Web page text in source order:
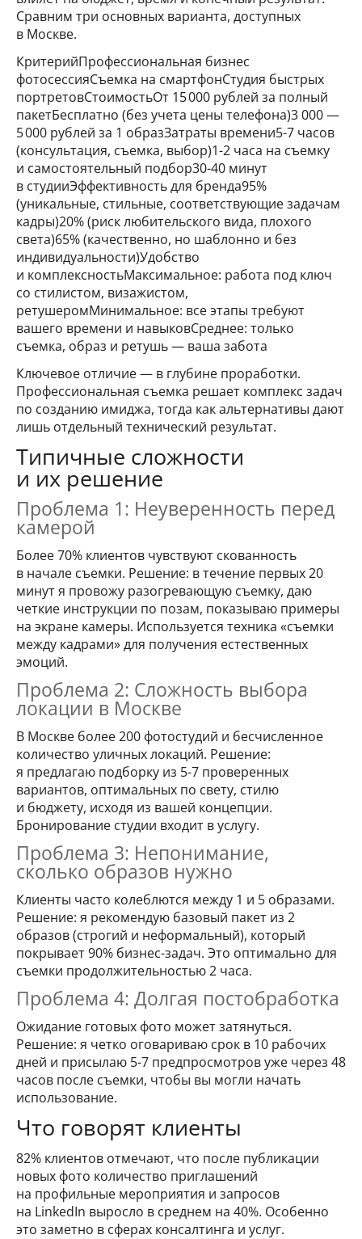
Сравним три основных варианта, доступных
в Москве.
КритерийПрофессиональная бизнес
фотосессияСъемка на смартфонСтудия быстрых
портретовСтоимостьОт 15 000 рублей за полный
пакетБесплатно (без учета цены телефона)3 000 —
5 000 рублей за 1 образЗатраты времени5-7 часов
(консультация, съемка, выбор)1-2 часа на съемку
и самостоятельный подбор30-40 минут
в студииЭффективность для бренда95%
(уникальные, стильные, соответствующие задачам
кадры)20% (риск любительского вида, плохого
света)65% (качественно, но шаблонно и без
индивидуальности)Удобство
и комплексностьМаксимальное: работа под ключ
со стилистом, визажистом,
ретушеромМинимальное: все этапы требуют
вашего времени и навыковСреднее: только
съемка, образ и ретушь — ваша забота
Ключевое отличие — в глубине проработки.
Профессиональная съемка решает комплекс задач
по созданию имиджа, тогда как альтернативы дают
лишь отдельный технический результат.
Типичные сложности
и их решение
Проблема 1: Неуверенность перед
камерой
Более 70% клиентов чувствуют скованность
в начале съемки. Решение: в течение первых 20
минут я провожу разогревающую съемку, даю
четкие инструкции по позам, показываю примеры
на экране камеры. Используется техника «съемки
между кадрами» для получения естественных
эмоций.
Проблема 2: Сложность выбора
локации в Москве
В Москве более 200 фотостудий и бесчисленное
количество уличных локаций. Решение:
я предлагаю подборку из 5-7 проверенных
вариантов, оптимальных по свету, стилю
и бюджету, исходя из вашей концепции.
Бронирование студии входит в услугу.
Проблема 3: Непонимание,
сколько образов нужно
Клиенты часто колеблются между 1 и 5 образами.
Решение: я рекомендую базовый пакет из 2
образов (строгий и неформальный), который
покрывает 90% бизнес-задач. Это оптимально для
съемки продолжительностью 2 часа.
Проблема 4: Долгая постобработка
Ожидание готовых фото может затянуться.
Решение: я четко оговариваю срок в 10 рабочих
дней и присылаю 5-7 предпросмотров уже через 48
часов после съемки, чтобы вы могли начать
использование.
Что говорят клиенты
82% клиентов отмечают, что после публикации
новых фото количество приглашений
на профильные мероприятия и запросов
на LinkedIn выросло в среднем на 40%. Особенно
это заметно в сферах консалтинга и услуг.